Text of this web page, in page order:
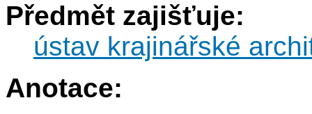
Předmět zajišťuje:
ústav krajinářské
Anotace: